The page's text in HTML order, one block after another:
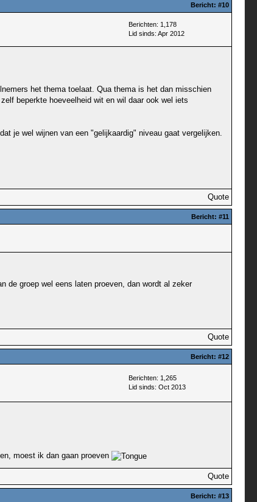
Bericht: #10
Berichten: 1,178
Lid sinds: Apr 2012
het thema toelaat. Qua thema is het dan misschien
beperkte hoeveelheid wit en wil daar ook wel iets
je wel wijnen van een "gelijkaardig" niveau gaat vergelijken.
Quote
Bericht: #11
de groep wel eens laten proeven, dan wordt al zeker
Quote
Bericht: #12
Berichten: 1,265
Lid sinds: Oct 2013
moest ik dan gaan proeven
Quote
Bericht: #13